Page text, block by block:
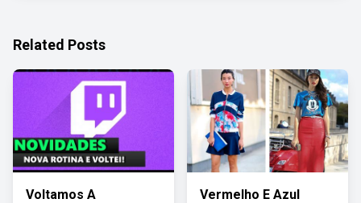
Related Posts
Voltamos A
Vermelho E Azul